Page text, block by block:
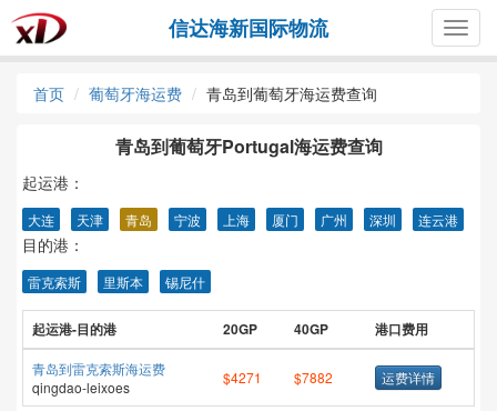
信达海新国际物流
首页 葡萄牙海运费 青岛到葡萄牙海运费查询
青岛到葡萄牙Portugal海运费查询
起运港：
大连 天津 青岛 宁波 上海 厦门 广州 深圳 连云港
目的港：
雷克索斯 里斯本 锡尼什
起运港-目的港 20GP 40GP 港口费用
青岛到雷克索斯海运费
qingdao-leixoes
$4271 $7882 运费详情